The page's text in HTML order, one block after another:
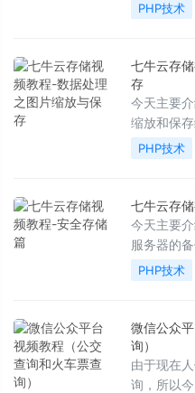
PHP技术
七牛云存
存
今天主要
缩放和保
件生成二
的介绍根据
PHP技术
七牛云存
今天主要
服务器的
七牛做服
私有云，也
PHP技术
微信公众
询）
由于现在
询，所以